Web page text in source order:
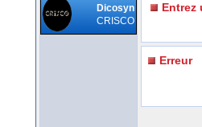
Dicosyn
CRISCO
Entrez
Erreur